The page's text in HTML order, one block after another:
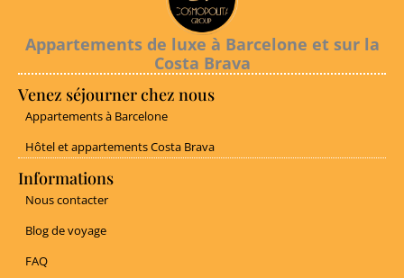
Appartements de luxe à Barcelone et sur la
Costa Brava
Venez séjourner chez nous
Appartements à Barcelone
Hôtel et appartements Costa Brava
Informations
Nous contacter
Blog de voyage
FAQ